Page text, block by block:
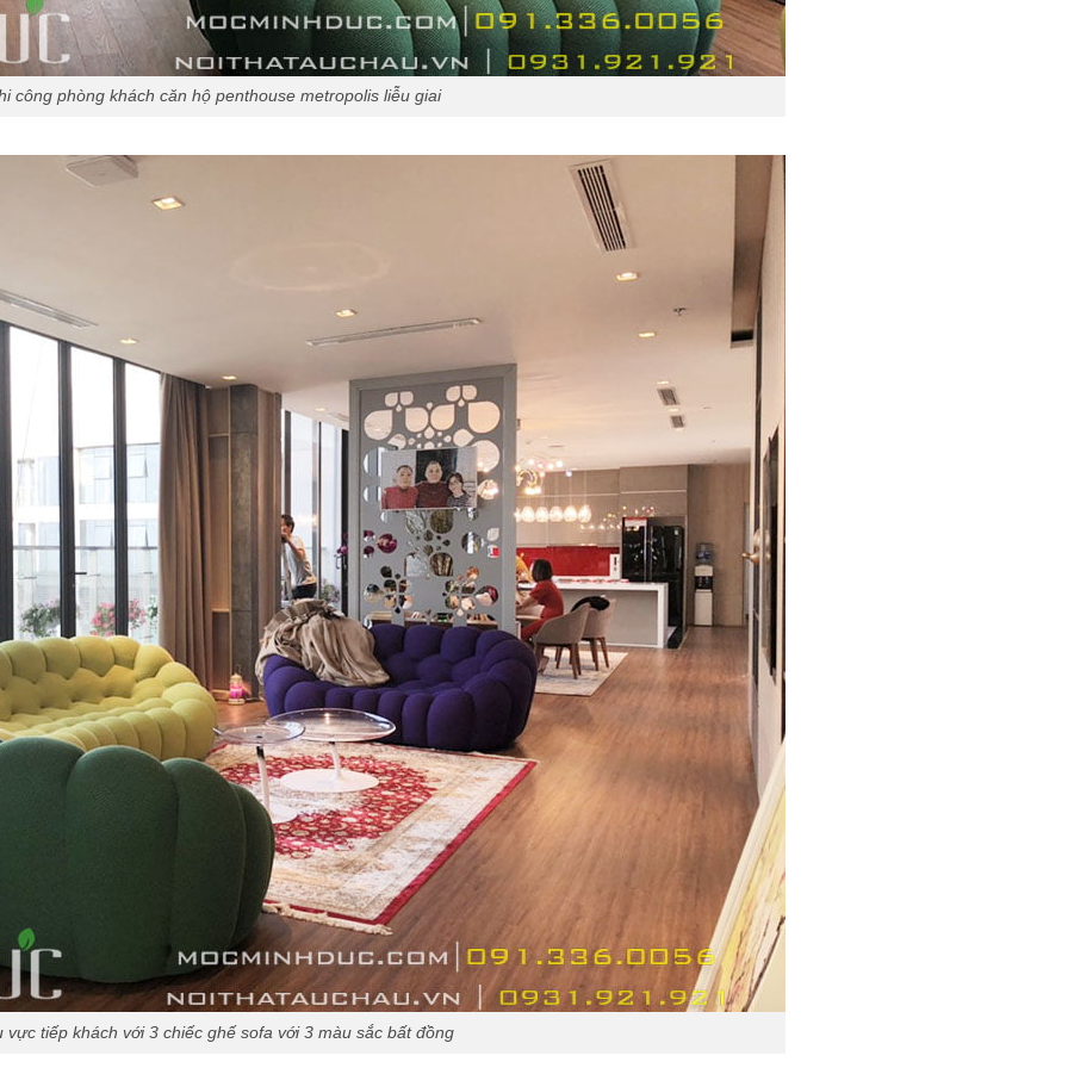
công phòng khách căn hộ penthouse metropolis liễu giai
vực tiếp khách với 3 chiếc ghế sofa với 3 màu sắc bất đồng